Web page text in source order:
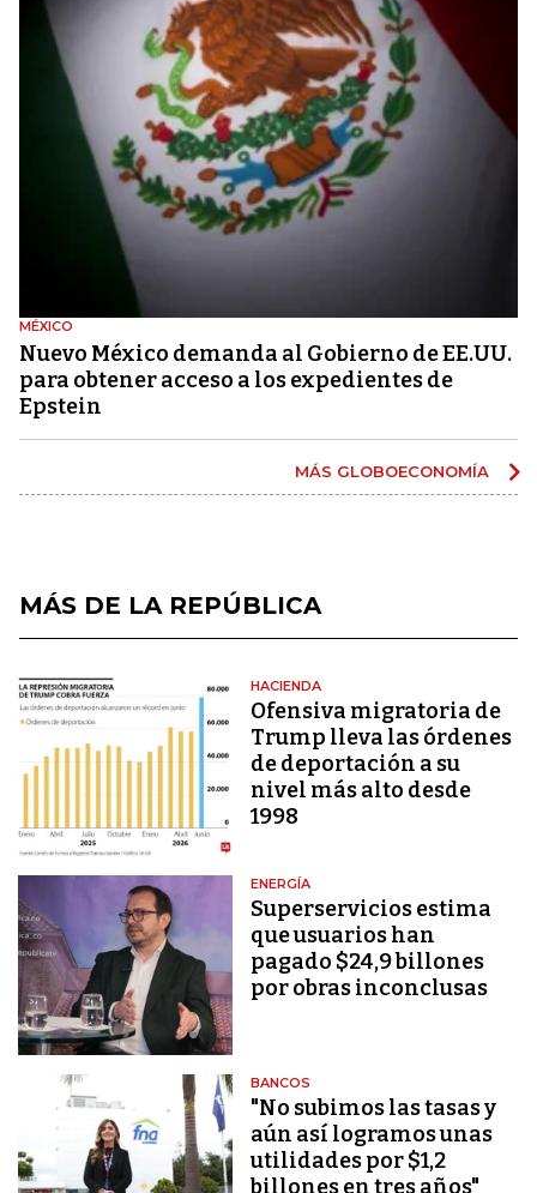
MÉXICO
Nuevo México demanda al Gobierno de EE.UU.
para obtener acceso a los expedientes de
Epstein
MÁS GLOBOECONOMÍA
MÁS DE LA REPÚBLICA
HACIENDA
Ofensiva migratoria de
Trump lleva las órdenes
de deportación a su
nivel más alto desde
1998
ENERGÍA
Superservicios estima
que usuarios han
pagado $24,9 billones
por obras inconclusas
BANCOS
"No subimos las tasas y
aún así logramos unas
utilidades por $1,2
billones en tres años"